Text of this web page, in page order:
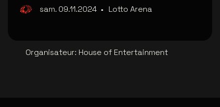
sam. 09.11.2024 • Lotto Arena
Organisateur: House of Entertainment